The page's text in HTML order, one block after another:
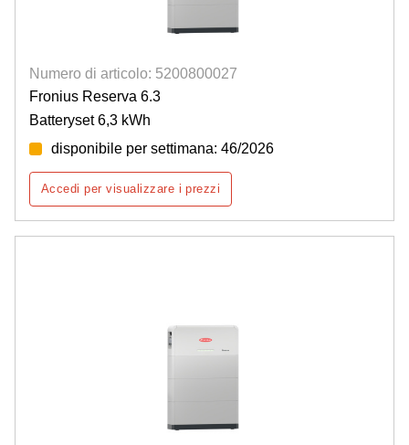
Numero di articolo: 5200800027
Fronius Reserva 6.3
Batteryset 6,3 kWh
disponibile per settimana: 46/2026
Accedi per visualizzare i prezzi